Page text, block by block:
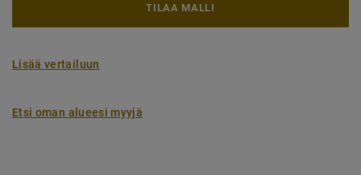
TILAA MALLI
Lisää vertailuun
Etsi oman alueesi myyjä